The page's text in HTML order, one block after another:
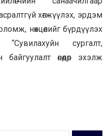
хөгжүүлэх, эрдэм
нөхцөлийг бүрдүүлэх
сургалт,
өнөөдөр эхэлж